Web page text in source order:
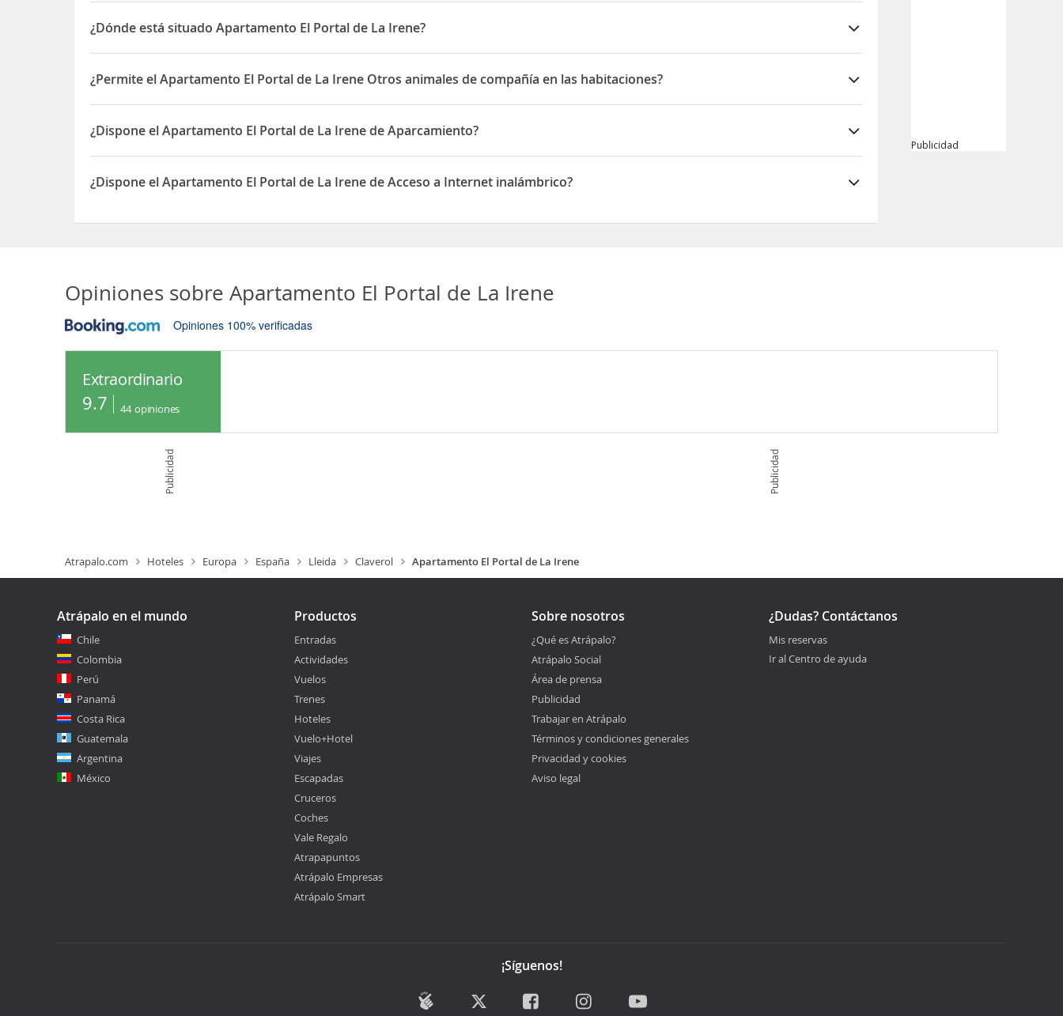
¿Dónde está situado Apartamento El Portal de La Irene?
El Apartamento El Portal de La Irene está situado en Cal Portalé - única, s. núm
¿Permite el Apartamento El Portal de La Irene Otros animales de compañía en las habitaciones?
Sí, el Apartamento El Portal de La Irene permite Otros animales de compañía en las habitaciones
¿Dispone el Apartamento El Portal de La Irene de Aparcamiento?
Sí, el Apartamento El Portal de La Irene dispone de Aparcamiento
¿Dispone el Apartamento El Portal de La Irene de Acceso a Internet inalámbrico?
Publicidad
Opiniones sobre Apartamento El Portal de La Irene
Opiniones 100% verificadas
Extraordinario
9.7 44 opiniones
Publicidad Publicidad
Atrapalo.com Hoteles Europa España Lleida Claverol Apartamento El Portal de La Irene
Atrápalo en el mundo
Chile
Colombia
Perú
Panamá
Costa Rica
Guatemala
Argentina
México
Productos
Entradas
Actividades
Vuelos
Trenes
Hoteles
Vuelo+Hotel
Viajes
Escapadas
Cruceros
Coches
Vale Regalo
Atrapapuntos
Atrápalo Empresas
Atrápalo Smart
Sobre nosotros
¿Qué es Atrápalo?
Atrápalo Social
Área de prensa
Publicidad
Trabajar en Atrápalo
Términos y condiciones generales
Privacidad y cookies
Aviso legal
¿Dudas? Contáctanos
Mis reservas
Ir al Centro de ayuda
¡Síguenos!